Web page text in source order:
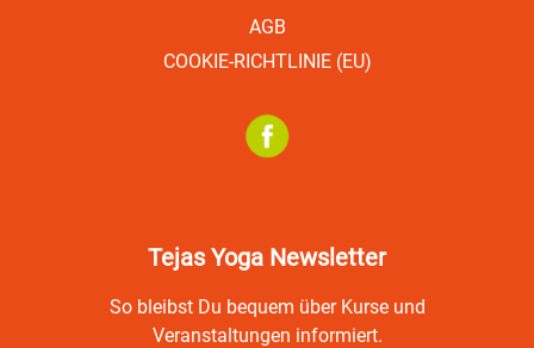
AGB
COOKIE-RICHTLINIE (EU)
Tejas Yoga Newsletter
So bleibst Du bequem über Kurse und
Veranstaltungen informiert.